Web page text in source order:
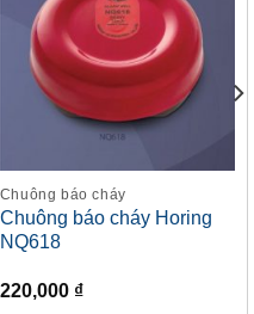
Chuông báo cháy
Chuông báo cháy Horing
NQ618
220,000 ₫